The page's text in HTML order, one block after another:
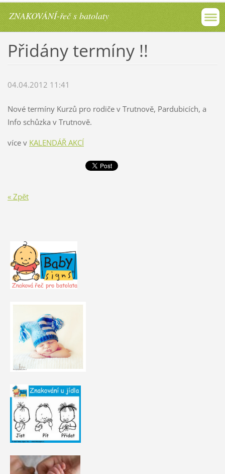
ZNAKOVÁNÍ-řeč s batolaty
Přidány termíny !!
04.04.2012 11:41
Nové termíny Kurzů pro rodiče v Trutnově, Pardubicích, a
Info schůzka v Trutnově.
více v KALENDÁŘ AKCÍ
« Zpět